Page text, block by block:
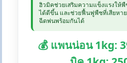
ฮิวมิคช่วยเสริมความแข็งแรงให้
ได้ดีขึ้น และช่วยฟื้นฟูพืชที่เสียหาย
ฉีดพ่นพร้อมกันได้
💰 แพนน่อน 1kg: